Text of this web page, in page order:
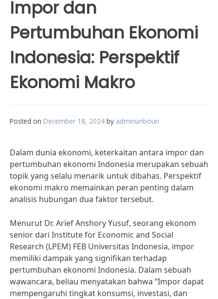
Impor dan
Pertumbuhan Ekonomi
Indonesia: Perspektif
Ekonomi Makro
Posted on December 18, 2024 by adminunboun
Dalam dunia ekonomi, keterkaitan antara impor dan
pertumbuhan ekonomi Indonesia merupakan sebuah
topik yang selalu menarik untuk dibahas. Perspektif
ekonomi makro memainkan peran penting dalam
analisis hubungan dua faktor tersebut.
Menurut Dr. Arief Anshory Yusuf, seorang ekonom
senior dari Institute for Economic and Social
Research (LPEM) FEB Universitas Indonesia, impor
memiliki dampak yang signifikan terhadap
pertumbuhan ekonomi Indonesia. Dalam sebuah
wawancara, beliau menyatakan bahwa “Impor dapat
mempengaruhi tingkat konsumsi, investasi, dan